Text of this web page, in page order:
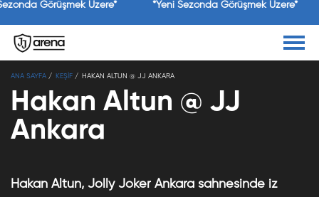
Görüşmek Üzere* *Yeni Sezonda Görüşmek Üzere*
ANA SAYFA KEŞİF HAKAN ALTUN @ JJ ANKARA
Hakan Altun @ JJ
Ankara
Hakan Altun, Jolly Joker Ankara sahnesinde iz
Jolly Joker
Ücretsiz - Google Play